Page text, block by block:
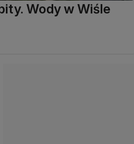
Wody w Wiśle